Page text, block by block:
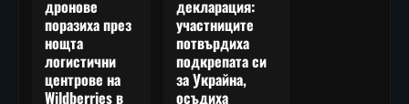
дронове
поразиха през
нощта
логистични
центрове на
Wildberries в
декларация:
участниците
потвърдиха
подкрепата си
за Украйна,
осъдиха